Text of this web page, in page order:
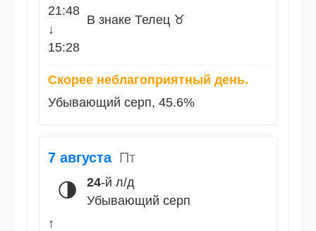
21:48
↓
15:28
В знаке Телец ♉
Скорее неблагоприятный день.
Убывающий серп, 45.6%
7 августа Пт
🌗 24-й л/д
Убывающий серп
↑